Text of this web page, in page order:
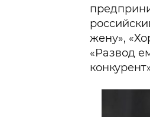
жену»,
«Развод